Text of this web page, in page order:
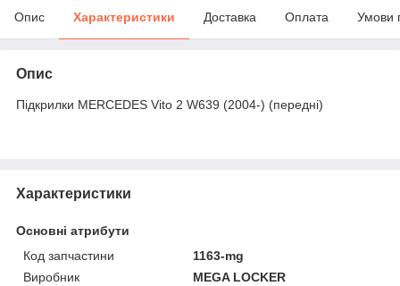
Опис Характеристики Доставка Оплата Умови
Опис
Підкрилки MERCEDES Vito 2 W639 (2004-) (передні)
Характеристики
Основні атрибути
Код запчастини
1163-mg
Виробник
MEGA LOCKER